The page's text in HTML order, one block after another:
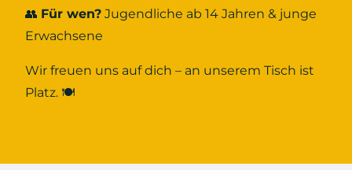
👥 Für wen? Jugendliche ab 14 Jahren & junge
Erwachsene
Wir freuen uns auf dich – an unserem Tisch ist
Platz. 🍽️